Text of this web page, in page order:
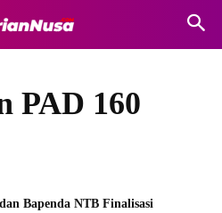
PAD 160
Bapenda NTB Finalisasi